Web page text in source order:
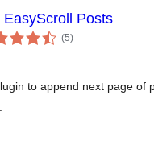
EasyScroll Posts
(5કુલ
રેટિંગ્સ
)
to append next page of